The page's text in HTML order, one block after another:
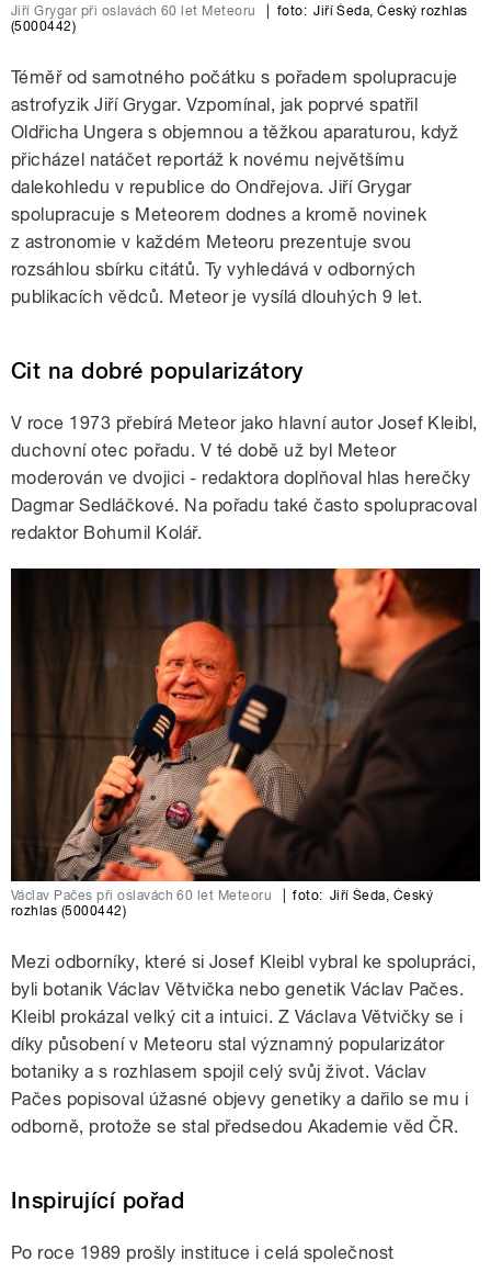
Jiří Grygar při oslavách 60 let Meteoru foto: Jiří Šeda ,Český rozhlas
(5000442)
Téměř od samotného počátku s pořadem spolupracuje
astrofyzik Jiří Grygar. Vzpomínal, jak poprvé spatřil
Oldřicha Ungera s objemnou a těžkou aparaturou, když
přicházel natáčet reportáž k novému největšímu
dalekohledu v republice do Ondřejova. Jiří Grygar
spolupracuje s Meteorem dodnes a kromě novinek
z astronomie v každém Meteoru prezentuje svou
rozsáhlou sbírku citátů. Ty vyhledává v odborných
publikacích vědců. Meteor je vysílá dlouhých 9 let.
Cit na dobré popularizátory
V roce 1973 přebírá Meteor jako hlavní autor Josef Kleibl,
duchovní otec pořadu. V té době už byl Meteor
moderován ve dvojici - redaktora doplňoval hlas herečky
Dagmar Sedláčkové. Na pořadu také často spolupracoval
redaktor Bohumil Kolář.
Václav Pačes při oslavách 60 let Meteoru foto: Jiří Šeda, Český
rozhlas (5000442)
Mezi odborníky, které si Josef Kleibl vybral ke spolupráci,
byli botanik Václav Větvička nebo genetik Václav Pačes.
Kleibl prokázal velký cit a intuici. Z Václava Větvičky se i
díky působení v Meteoru stal významný popularizátor
botaniky a s rozhlasem spojil celý svůj život. Václav
Pačes popisoval úžasné objevy genetiky a dařilo se mu i
odborně, protože se stal předsedou Akademie věd ČR.
Inspirující pořad
Po roce 1989 prošly instituce i celá společnost